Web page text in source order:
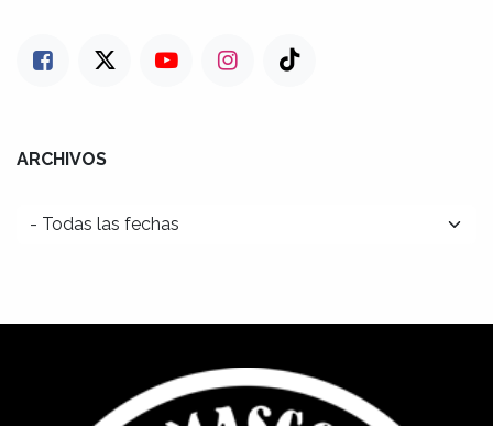
ARCHIVOS